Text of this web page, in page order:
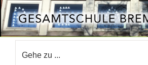
Zum
Inhalt
springen
Gehe zu ...